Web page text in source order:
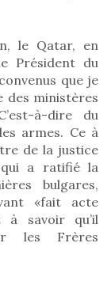
le Qatar, en
Président du
que je
des ministères
à-dire du
armes. Ce à
de la justice
a ratifié la
bulgares,
«fait acte
à savoir qu’il
les Frères